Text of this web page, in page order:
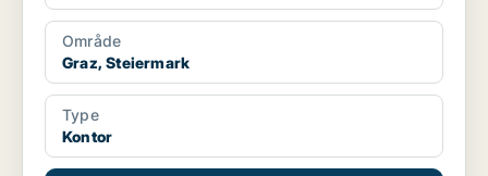
Område
Graz, Steiermark
Type
Kontor